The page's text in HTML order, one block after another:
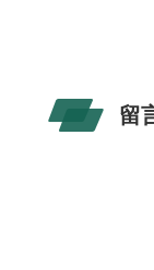
留